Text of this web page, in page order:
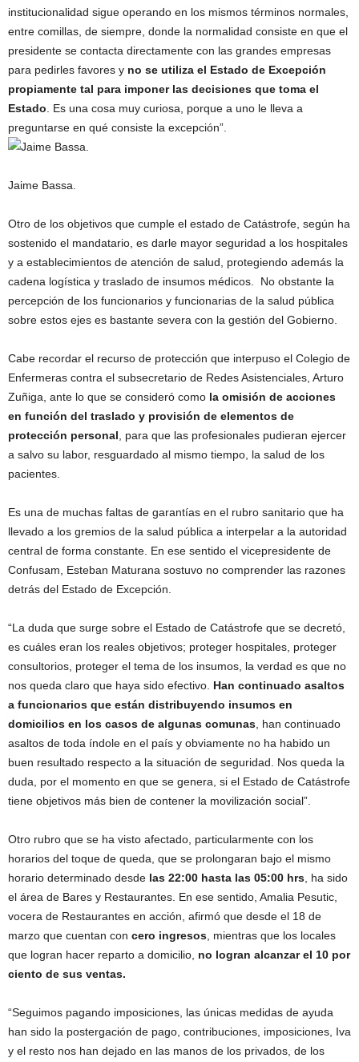
institucionalidad sigue operando en los mismos términos normales,
entre comillas, de siempre, donde la normalidad consiste en que el
presidente se contacta directamente con las grandes empresas
para pedirles favores y no se utiliza el Estado de Excepción
propiamente tal para imponer las decisiones que toma el
Estado . Es una cosa muy curiosa, porque a uno le lleva a
preguntarse en qué consiste la excepción”.
Jaime Bassa.
Otro de los objetivos que cumple el estado de Catástrofe, según ha
sostenido el mandatario, es darle mayor seguridad a los hospitales
y a establecimientos de atención de salud, protegiendo además la
cadena logística y traslado de insumos médicos. No obstante la
percepción de los funcionarios y funcionarias de la salud pública
sobre estos ejes es bastante severa con la gestión del Gobierno.
Cabe recordar el recurso de protección que interpuso el Colegio de
Enfermeras contra el subsecretario de Redes Asistenciales, Arturo
Zuñiga, ante lo que se consideró como la omisión de acciones
en función del traslado y provisión de elementos de
protección personal , para que las profesionales pudieran ejercer
a salvo su labor, resguardado al mismo tiempo, la salud de los
pacientes.
Es una de muchas faltas de garantías en el rubro sanitario que ha
llevado a los gremios de la salud pública a interpelar a la autoridad
central de forma constante. En ese sentido el vicepresidente de
Confusam, Esteban Maturana sostuvo no comprender las razones
detrás del Estado de Excepción.
“La duda que surge sobre el Estado de Catástrofe que se decretó,
es cuáles eran los reales objetivos; proteger hospitales, proteger
consultorios, proteger el tema de los insumos, la verdad es que no
nos queda claro que haya sido efectivo. Han continuado asaltos
a funcionarios que están distribuyendo insumos en
domicilios en los casos de algunas comunas , han continuado
asaltos de toda índole en el país y obviamente no ha habido un
buen resultado respecto a la situación de seguridad. Nos queda la
duda, por el momento en que se genera, si el Estado de Catástrofe
tiene objetivos más bien de contener la movilización social”.
Otro rubro que se ha visto afectado, particularmente con los
horarios del toque de queda, que se prolongaran bajo el mismo
horario determinado desde las 22:00 hasta las 05:00 hrs , ha sido
el área de Bares y Restaurantes. En ese sentido, Amalia Pesutic,
vocera de Restaurantes en acción, afirmó que desde el 18 de
marzo que cuentan con cero ingresos , mientras que los locales
que logran hacer reparto a domicilio, no logran alcanzar el 10 por
ciento de sus ventas.
“Seguimos pagando imposiciones, las únicas medidas de ayuda
han sido la postergación de pago, contribuciones, imposiciones, Iva
y el resto nos han dejado en las manos de los privados, de los